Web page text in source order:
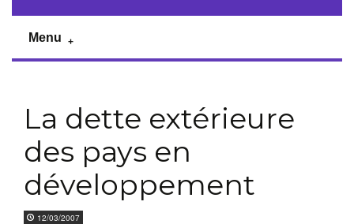
Menu
La dette extérieure
des pays en
développement
12/03/2007